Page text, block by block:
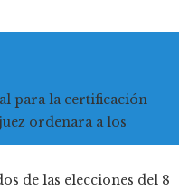
para la certificación
ordenara a los
de las elecciones del 8